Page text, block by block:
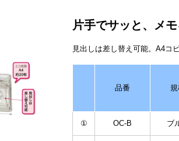
片手でサッと、メ
見出しは差し替え可能。A4コ
品番
① OC-B ブ